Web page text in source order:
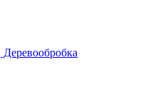
Деревообробка